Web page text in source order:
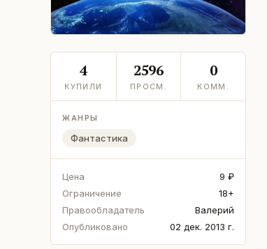
4
КУПИЛИ
2596
ПРОСМ.
0
КОММ.
ЖАНРЫ
Фантастика
Цена
9 ₽
Ограничение
18+
Правообладатель
Валерий
Опубликовано
02 дек. 2013 г.